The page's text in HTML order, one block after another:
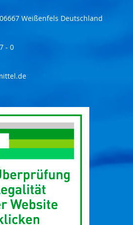
Weißenfels Deutschland
- 0